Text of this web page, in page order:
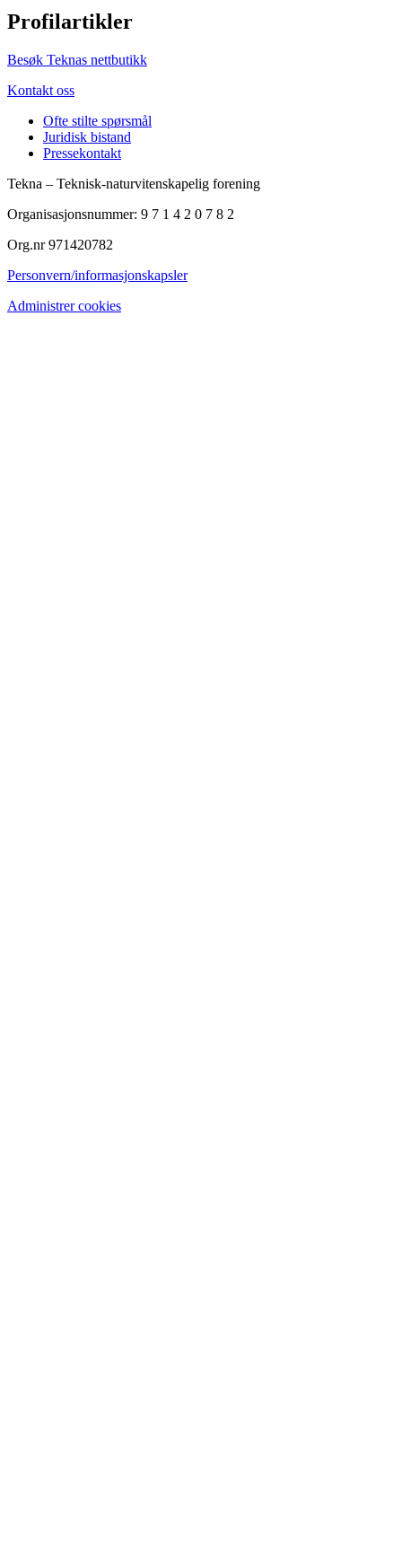
Profilartikler
Besøk Teknas nettbutikk
Kontakt oss
Ofte stilte spørsmål
Juridisk bistand
Pressekontakt
Tekna – Teknisk-naturvitenskapelig forening
Organisasjonsnummer: 9 7 1 4 2 0 7 8 2
Org.nr 971420782
Personvern/informasjonskapsler
Administrer cookies